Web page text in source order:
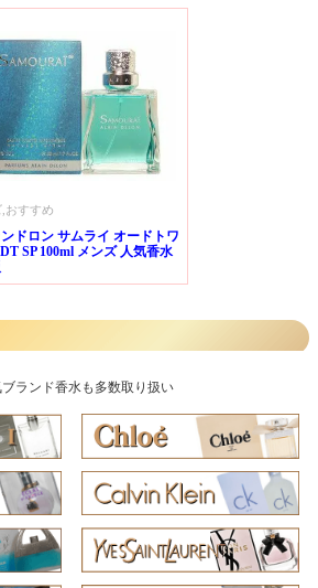
,おすすめ
ドロン サムライ オードトワ
SP 100ml メンズ 人気香水
ブランド香水も多数取り扱い